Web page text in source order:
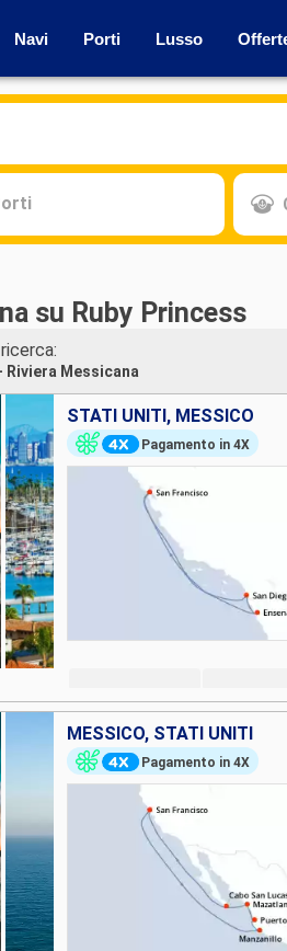
Navi Porti Lusso
su Ruby Princess
Riviera Messicana
STATI UNITI, MESSICO
Pagamento in 4X
MESSICO, STATI UNITI
Pagamento in 4X